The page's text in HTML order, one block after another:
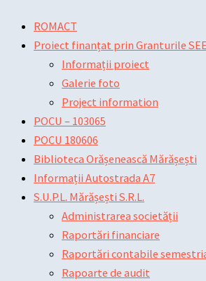
content
Menu
ROMACT
Proiect finanțat prin Granturile SEE
Informații proiect
Galerie foto
Project information
POCU – 103065
POCU 180606
Biblioteca Orășenească Mărășești
Informații Autostrada A7
S.U.P.L. Mărășești S.R.L.
Administrarea societății
Raportări financiare
Raportări contabile
Rapoarte de audit
Menunavigation